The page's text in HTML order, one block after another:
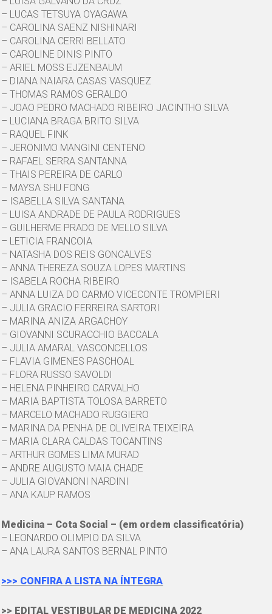
– LUCAS TETSUYA OYAGAWA
– CAROLINA SAENZ NISHINARI
– CAROLINA CERRI BELLATO
– CAROLINE DINIS PINTO
– ARIEL MOSS EJZENBAUM
– DIANA NAIARA CASAS VASQUEZ
– THOMAS RAMOS GERALDO
– JOAO PEDRO MACHADO RIBEIRO JACINTHO SILVA
– LUCIANA BRAGA BRITO SILVA
– RAQUEL FINK
– JERONIMO MANGINI CENTENO
– RAFAEL SERRA SANTANNA
– THAIS PEREIRA DE CARLO
– MAYSA SHU FONG
– ISABELLA SILVA SANTANA
– LUISA ANDRADE DE PAULA RODRIGUES
– GUILHERME PRADO DE MELLO SILVA
– LETICIA FRANCOIA
– NATASHA DOS REIS GONCALVES
– ANNA THEREZA SOUZA LOPES MARTINS
– ISABELA ROCHA RIBEIRO
– ANNA LUIZA DO CARMO VICECONTE TROMPIERI
– JULIA GRACIO FERREIRA SARTORI
– MARINA ANIZA ARGACHOY
– GIOVANNI SCURACCHIO BACCALA
– JULIA AMARAL VASCONCELLOS
– FLAVIA GIMENES PASCHOAL
– FLORA RUSSO SAVOLDI
– HELENA PINHEIRO CARVALHO
– MARIA BAPTISTA TOLOSA BARRETO
– MARCELO MACHADO RUGGIERO
– MARINA DA PENHA DE OLIVEIRA TEIXEIRA
– MARIA CLARA CALDAS TOCANTINS
– ARTHUR GOMES LIMA MURAD
– ANDRE AUGUSTO MAIA CHADE
– JULIA GIOVANONI NARDINI
– ANA KAUP RAMOS
Medicina – Cota Social – (em ordem classificatória)
– LEONARDO OLIMPIO DA SILVA
– ANA LAURA SANTOS BERNAL PINTO
>>> CONFIRA A LISTA NA ÍNTEGRA
>> EDITAL VESTIBULAR DE MEDICINA 2022